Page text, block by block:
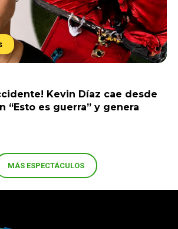
Kevin Díaz cae desde
“Esto es guerra” y genera
MÁS ESPECTÁCULOS